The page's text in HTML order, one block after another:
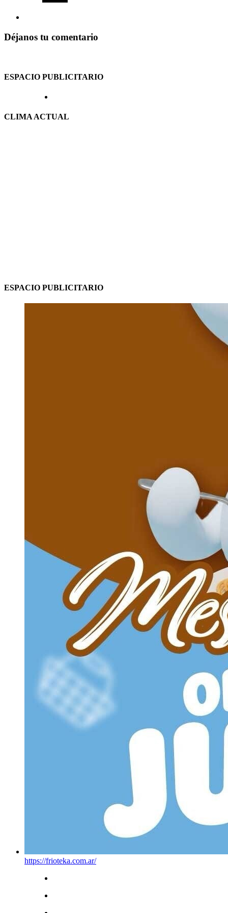
Déjanos tu comentario
ESPACIO PUBLICITARIO
CLIMA ACTUAL
ESPACIO PUBLICITARIO
https://frioteka.com.ar/